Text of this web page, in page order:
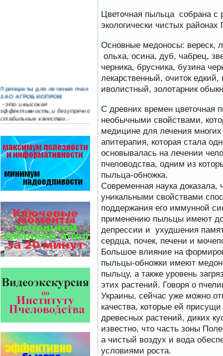
Препараты для лечения пчел
ЗАО АГРОБИОПРОМ
- это и высокая
эффективность, и безупречно
стабильные качество…
современное средство
для лечения варроатоза и
действует на два вида
клеща…
Препараты для лечения пчел
ЗАО АГРОБИОПРОМ
показатели сохранности
пчел и рентабельность
пасеки.
Безукоризненно сильное
звено в системе
комплексного оздоровления
от болезней пчел и
пасеки.
Апидез, Варроадез, Амипол-Т,
Апирой, Апистоп, Бипин-Т,
Полисан и Гармония…
Прополис играет решающую
роль в жизни пчелиной
семьи.
Он обеспечивает
безупречную чистоту улья,
или древесного дупла, где…
Цветочная пыльца собрана с
экологически чистых районах
Основные медоносы: вереск,
ольха, осина, дуб, чабрец,
черника, брусника, бузина
лекарственный, очиток едкий,
иволистный, золотарник
С древних времен цветочная
необычными свойствами,
медицине для лечения
апитерапия, которая стала
основывалась на лечении
пчеловодства, одним из
пыльца-обножка.
Современная наука доказала,
уникальными свойствами
поддержания его иммунной
применению пыльцы имеют
депрессии и ухудшения
сердца, почек, печени и
Большое влияние на
пыльцы-обножки имеют
пыльцу, а также уровень
этих растений. Говоря о
Украины, сейчас уже можно
качества, которые ей
древесных растений, диких
известно, что часть зоны
а чистый воздух и вода
условиями роста.